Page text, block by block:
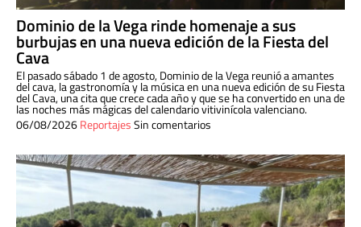
Dominio de la Vega rinde homenaje a sus
burbujas en una nueva edición de la Fiesta del
Cava
El pasado sábado 1 de agosto, Dominio de la Vega reunió a amantes
del cava, la gastronomía y la música en una nueva edición de su Fiesta
del Cava, una cita que crece cada año y que se ha convertido en una de
las noches más mágicas del calendario vitivinícola valenciano.
06/08/2026ReportajesSin comentarios